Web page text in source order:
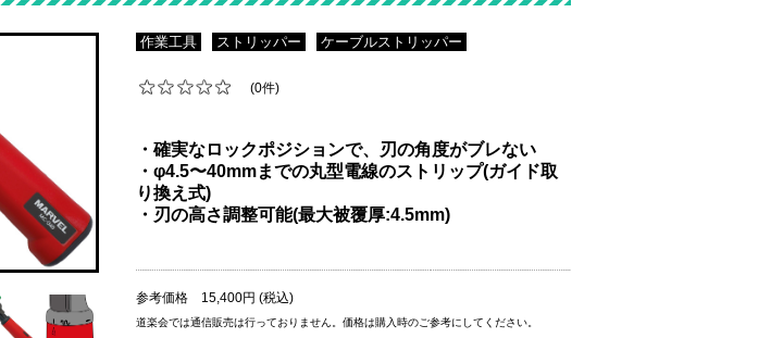
作業工具 ストリッパー ケーブルストリッパー
(0件)
・確実なロックポジションで、刃の角度がブレない
・φ4.5〜40mmまでの丸型電線のストリップ(ガイド取
り換え式)
・刃の高さ調整可能(最大被覆厚:4.5mm)
参考価格 15,400円 (税込)
道楽会では通信販売は行っておりません。価格は購入時のご参考にしてください。